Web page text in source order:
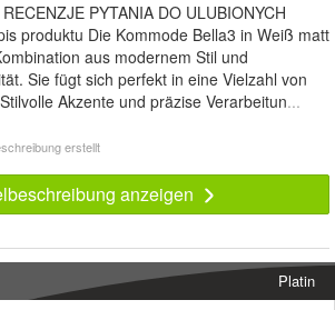
PYTANIA DO ULUBIONYCH
produktu Die Kommode Bella3 in Weiß matt
aus modernem Stil und
Sie fügt sich perfekt in eine Vielzahl von
Akzente und präzise Verarbeitun...
erstellt
anzeigen
Platin